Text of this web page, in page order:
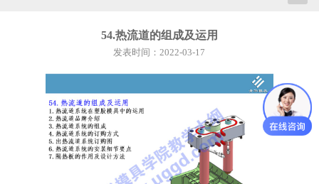
54.热流道的组成及运用
发表时间：2022-03-17